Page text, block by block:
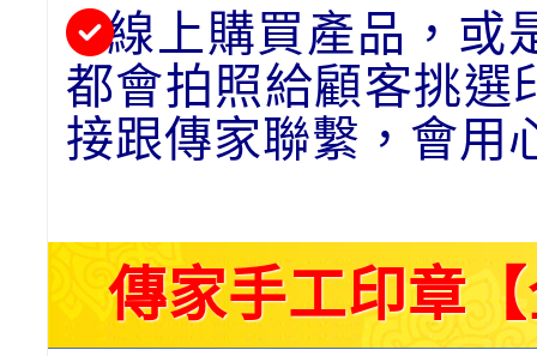
線上購買產品，或
都會拍照給顧客挑選
接跟傳家聯繫，會用
傳家手工印章